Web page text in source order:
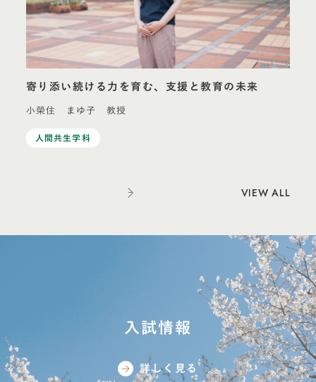
寄り添い続ける力を育む、支援と教育の未来
小榮住 まゆ子 教授
人間共生学科
VIEW ALL
入試情報
詳しく見る